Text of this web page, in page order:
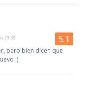
20:33
pero bien dicen que
:)